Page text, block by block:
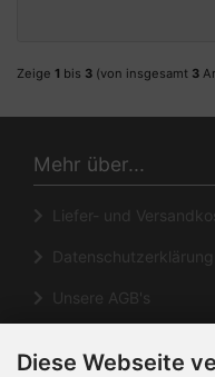
Zeige 1 bis 3 (von insgesamt 3
Mehr über...
Liefer- und
Datenschutzerklärung
Unsere AGB's
Diese Webseite